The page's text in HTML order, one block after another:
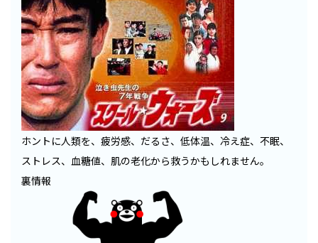
ホントに人類を、疲労感、だるさ、低体温、冷え症、不眠、
ストレス、血糖値、肌の老化から救うかもしれません。
裏情報